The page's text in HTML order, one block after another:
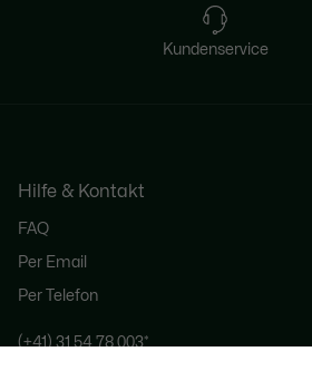
Kundenservice
Hilfe & Kontakt
FAQ
Per Email
Per Telefon
(+41) 31 54 78 003*